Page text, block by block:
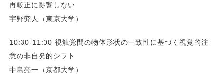
再較正に影響しない
宇野究人（東京大学）
10:30-11:00 視触覚間の物体形状の一致性に基づく視覚的注
意の非自発的シフト
中島亮一（京都大学）